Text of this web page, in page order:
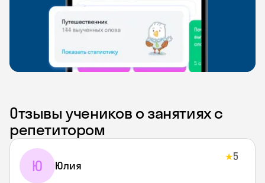
Отзывы учеников о занятиях с
репетитором
Ю Юлия
★5